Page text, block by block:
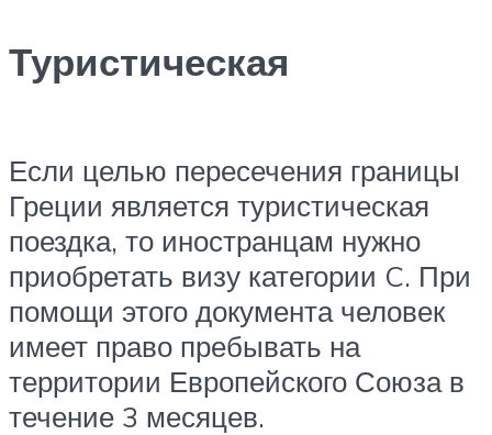
Туристическая
Если целью пересечения границы
Греции является туристическая
поездка, то иностранцам нужно
приобретать визу категории C. При
помощи этого документа человек
имеет право пребывать на
территории Европейского Союза в
течение 3 месяцев.